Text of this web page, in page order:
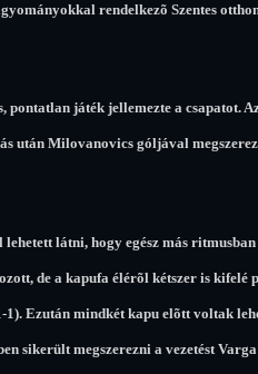
rendelkezõ Szentes
pontatlan játék jellemezte a csapatot.
után Milovanovics góljával
látni, hogy egész más
de a kapufa élérõl kétszer is kifelé
Ezután mindkét kapu elõtt voltak
sikerült megszerezni a vezetést